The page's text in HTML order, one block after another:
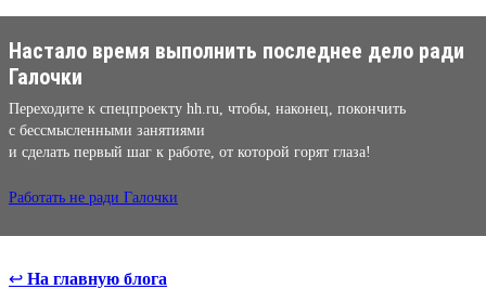
Настало время выполнить последнее дело ради
Галочки
Переходите к спецпроекту hh.ru, чтобы, наконец, покончить
с бессмысленными занятиями
и сделать первый шаг к работе, от которой горят глаза!
Работать не ради Галочки
↩ На главную блога